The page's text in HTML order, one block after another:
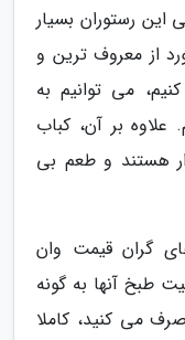
رستوران بسیار
از معروف ترین و
می توانیم به
بر آن، کباب
هستند و طعم بی
گران قیمت وان
طبخ آنها به گونه
می کنید، کاملا